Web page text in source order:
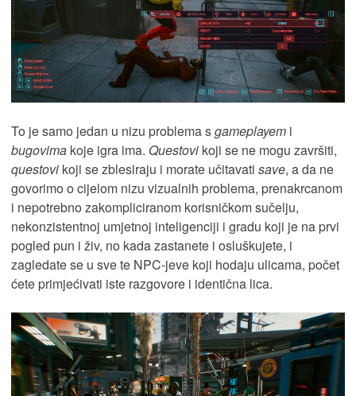
To je samo jedan u nizu problema sgameplayem i
bugovima koje igra ima. Questovi koji se ne mogu završiti,
questovi koji se zblesiraju i morate učitavati save, a da ne
govorimo o cijelom nizu vizualnih problema, prenakrcanom
i nepotrebno zakompliciranom korisničkom sučelju,
nekonzistentnoj umjetnoj inteligenciji i gradu koji je na prvi
pogled pun i živ, no kada zastanete i osluškujete, i
zagledate se u sve te NPC-jeve koji hodaju ulicama, počet
ćete primjećivati iste razgovore i identična lica.